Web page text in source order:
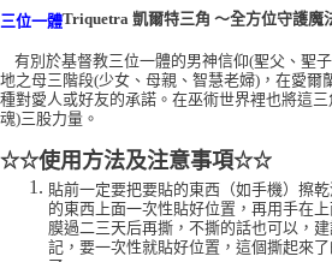
三位一體Triquetra 凱爾特三角 ～全方位守護魔
有別於基督教三位一體的男神信仰(聖父、聖
地之母三階段(少女、母親、智慧老婦)，在愛爾
種對愛人或好友的承諾。在巫術世界裡也將這
魂)三股力量。
☆☆使用方法及注意事項☆☆
貼前一定要把要貼的東西（如手機）擦
的東西上面一次性貼好位置，再用手在
膜過二三天后再撕，不撕的話也可以，
記，要一次性就貼好位置，這個撕起來